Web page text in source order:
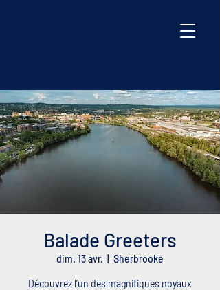
Balade Greeters
dim. 13 avr. Sherbrooke
Découvrez l’un des magnifiques noyaux